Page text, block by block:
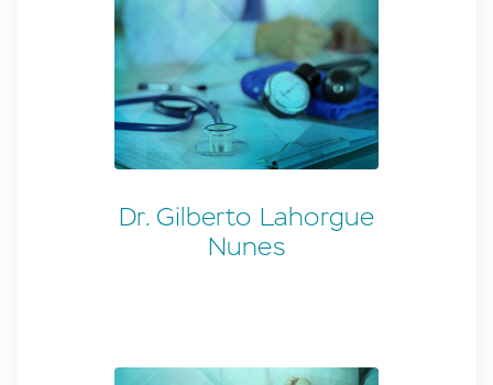
Dr. Gilberto Lahorgue
Nunes